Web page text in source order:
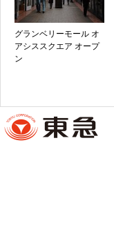
グランベリーモール オ
アシススクエア オープ
ン